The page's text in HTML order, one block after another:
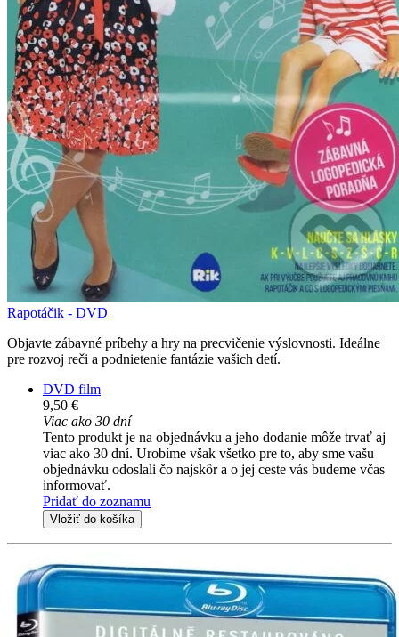
Rapotáčik - DVD
Objavte zábavné príbehy a hry na precvičenie výslovnosti. Ideálne
pre rozvoj reči a podnietenie fantázie vašich detí.
DVD film
9,50 €
Viac ako 30 dní
Tento produkt je na objednávku a jeho dodanie môže trvať aj
viac ako 30 dní. Urobíme však všetko pre to, aby sme vašu
objednávku odoslali čo najskôr a o jej ceste vás budeme včas
informovať.
Pridať do zoznamu
Vložiť do košíka